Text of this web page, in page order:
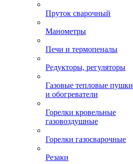
Пруток сварочный
Манометры
Печи и термопеналы
Редукторы, регуляторы
Газовые тепловые пушки
и обогреватели
Горелки кровельные
газовоздушные
Горелки газосварочные
Резаки